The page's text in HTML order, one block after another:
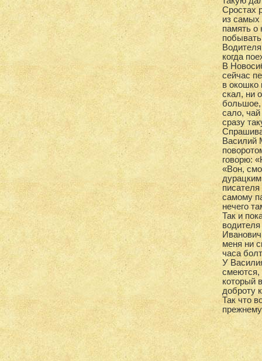
Сростах
из
память о
когда
В
сейчас
в окошко
скал, ни
большое,
сало, чай
сразу
Василий
говорю:
«Вон,
самому
нечего
Так и
меня ни
часа
У
смеются,
который
доброту
Так что